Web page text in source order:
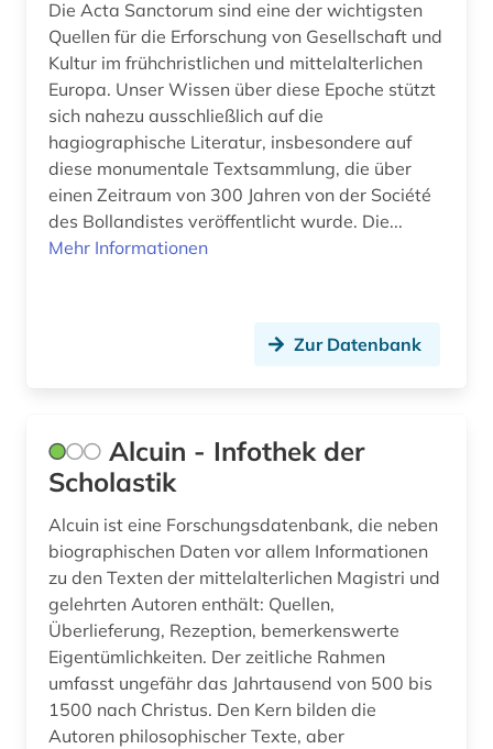
ethik (3)
ethnologie (1)
europa (1)
fachinformationsdienst (2)
fachportal (1)
fachzeitschrift (1)
frankreich (3)
frauengeschichte (1)
freiheit (1)
friedenspolitik (1)
friedrich (1)
friedrich nietzsche (1)
Suedosteuropa (1)
Die Acta Sanctorum sind eine der wichtigsten
Quellen für die Erforschung von Gesellschaft und
Kultur im frühchristlichen und mittelalterlichen
Europa. Unser Wissen über diese Epoche stützt
sich nahezu ausschließlich auf die
hagiographische Literatur, insbesondere auf
diese monumentale Textsammlung, die über
einen Zeitraum von 300 Jahren von der Société
des Bollandistes veröffentlicht wurde. Die...
Mehr Informationen
Zur Datenbank
Alcuin - Infothek der
Scholastik
Alcuin ist eine Forschungsdatenbank, die neben
biographischen Daten vor allem Informationen
zu den Texten der mittelalterlichen Magistri und
gelehrten Autoren enthält: Quellen,
Überlieferung, Rezeption, bemerkenswerte
Eigentümlichkeiten. Der zeitliche Rahmen
umfasst ungefähr das Jahrtausend von 500 bis
1500 nach Christus. Den Kern bilden die
Autoren philosophischer Texte, aber